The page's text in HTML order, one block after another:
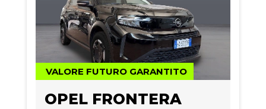
VALORE FUTURO GARANTITO
OPEL FRONTERA